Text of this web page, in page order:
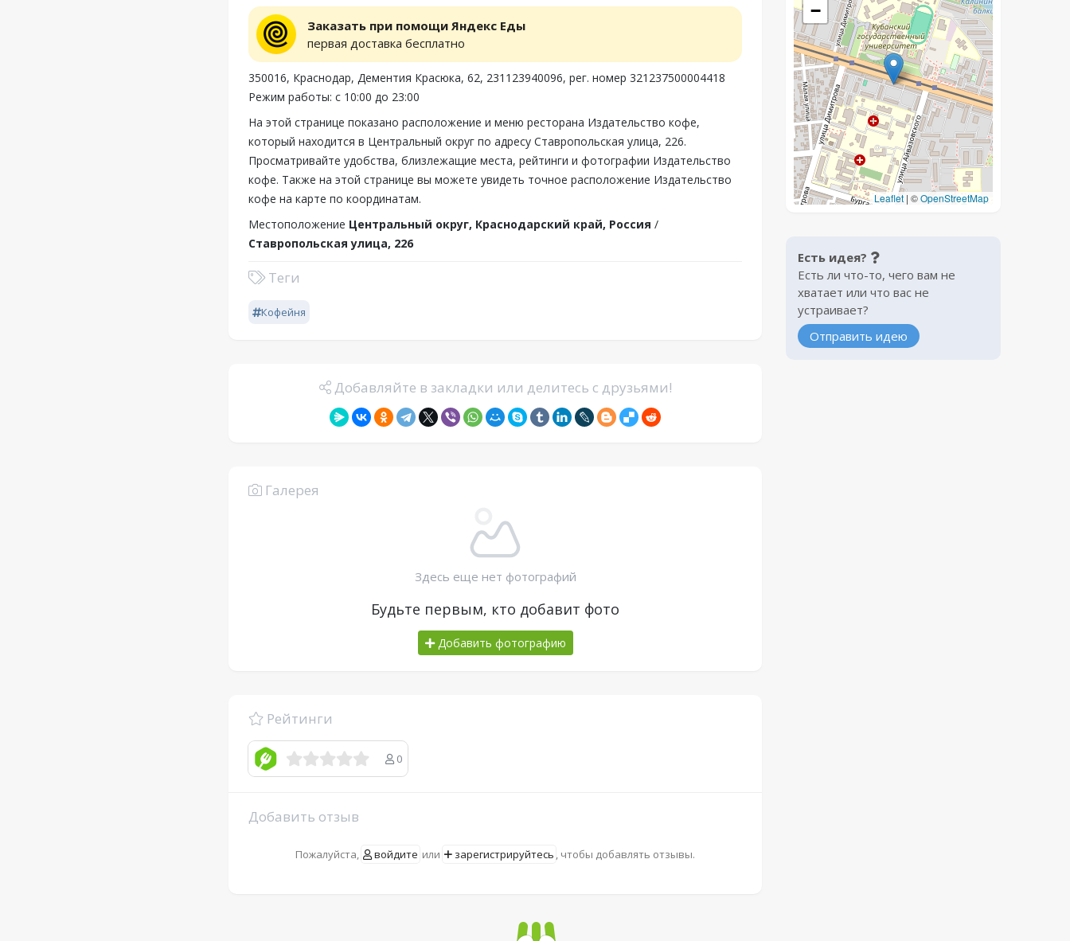
Заказать при помощи Яндекс Еды
первая доставка бесплатно
350016, Краснодар, Дементия Красюка, 62, 231123940096, рег. номер 321237500004418
Режим работы: с 10:00 до 23:00
На этой странице показано расположение и меню ресторана Издательство кофе,
который находится в Центральный округ по адресу Ставропольская улица, 226.
Просматривайте удобства, близлежащие места, рейтинги и фотографии Издательство
кофе. Также на этой странице вы можете увидеть точное расположение Издательство
кофе на карте по координатам.
Местоположение Центральный округ, Краснодарский край, Россия /
Ставропольская улица, 226
Теги
Кофейня
Добавляйте в закладки или делитесь с друзьями!
Галерея
Здесь еще нет фотографий
Будьте первым, кто добавит фото
Добавить фотографию
Рейтинги
0
Добавить отзыв
Пожалуйста, войдите или зарегистрируйтесь , чтобы добавлять отзывы.
−
Leaflet | ©OpenStreetMap
Есть идея?
Есть ли что-то, чего вам не
хватает или что вас не
устраивает?
Отправить идею